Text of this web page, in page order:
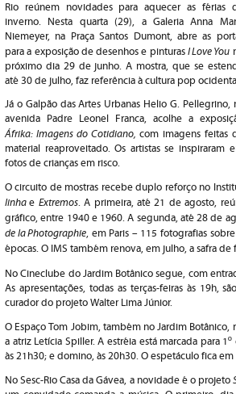
Rio reúnem novidades para aquecer as férias
inverno. Nesta quarta (29), a Galeria Anna
Niemeyer, na Praça Santos Dumont, abre as
para a exposição de desenhos e pinturas I Love You
próximo dia 29 de junho. A mostra, que se
até 30 de julho, faz referência à cultura pop
Já o Galpão das Artes Urbanas Helio G. Pellegrino,
avenida Padre Leonel Franca, acolhe a
Áfrika: Imagens do Cotidiano, com imagens feitas
material reaproveitado. Os artistas se inspiraram
fotos de crianças em risco.
O circuito de mostras recebe duplo reforço no
linhae Extremos. A primeira, até 21 de agosto,
gráfico, entre 1940 e 1960. A segunda, até 28 de
de la Photographie, em Paris – 115 fotografias
épocas. O IMS também renova, em julho, a safra de
No Cineclube do Jardim Botânico segue, com
As apresentações, todas as terças-feiras às 19h,
curador do projeto Walter Lima Júnior.
O Espaço Tom Jobim, também no Jardim Botânico,
a atriz Letícia Spiller. A estréia está marcada para
às 21h30; e domino, às 20h30. O espetáculo fica
No Sesc-Rio Casa da Gávea, a novidade é o projeto